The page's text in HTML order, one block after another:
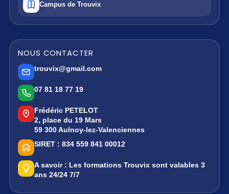
Campus de Trouvix
NOUS CONTACTER
trouvix@gmail.com
07 81 18 77 19
Frédéric PETELOT
2, place du 19 Mars
59 300 Aulnoy-lez-Valenciennes
SIRET : 834 559 841 00012
A savoir : Les formations Trouvix sont valables 3
ans 24/24 7/7